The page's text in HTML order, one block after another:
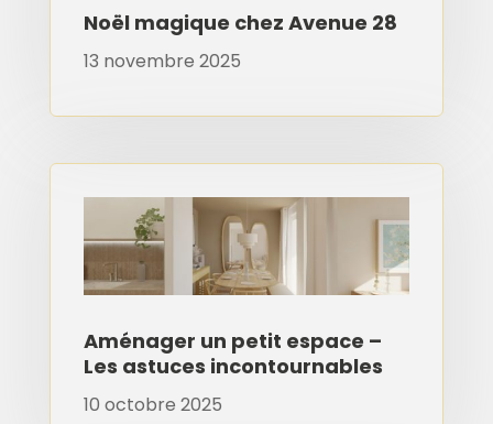
Noël magique chez Avenue 28
13 novembre 2025
Aménager un petit espace –
Les astuces incontournables
10 octobre 2025